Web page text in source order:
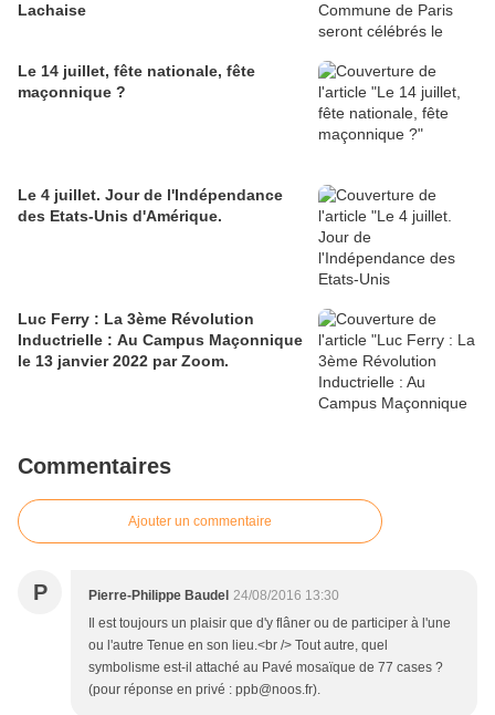
Lachaise
Le 14 juillet, fête nationale, fête
maçonnique ?
Le 4 juillet. Jour de l'Indépendance
des Etats-Unis d'Amérique.
Luc Ferry : La 3ème Révolution
Inductrielle : Au Campus Maçonnique
le 13 janvier 2022 par Zoom.
Commentaires
Ajouter un commentaire
P Pierre-Philippe Baudel 24/08/2016 13:30
Il est toujours un plaisir que d'y flâner ou de participer à l'une
ou l'autre Tenue en son lieu.<br /> Tout autre, quel
symbolisme est-il attaché au Pavé mosaïque de 77 cases ?
(pour réponse en privé : ppb@noos.fr).